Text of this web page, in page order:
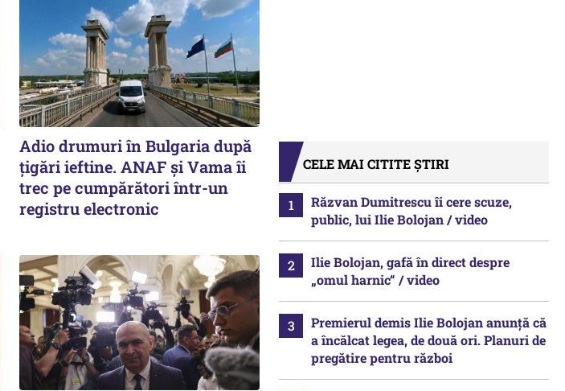
Adio drumuri în Bulgaria după
țigări ieftine. ANAF și Vama îi
trec pe cumpărători într-un
registru electronic
CELE MAI CITITE ȘTIRI
Răzvan Dumitrescu îi cere scuze,
public, lui Ilie Bolojan / video
Ilie Bolojan, gafă în direct despre
„omul harnic“ / video
Premierul demis Ilie Bolojan anunță că
a încălcat legea, de două ori. Planuri de
pregătire pentru război